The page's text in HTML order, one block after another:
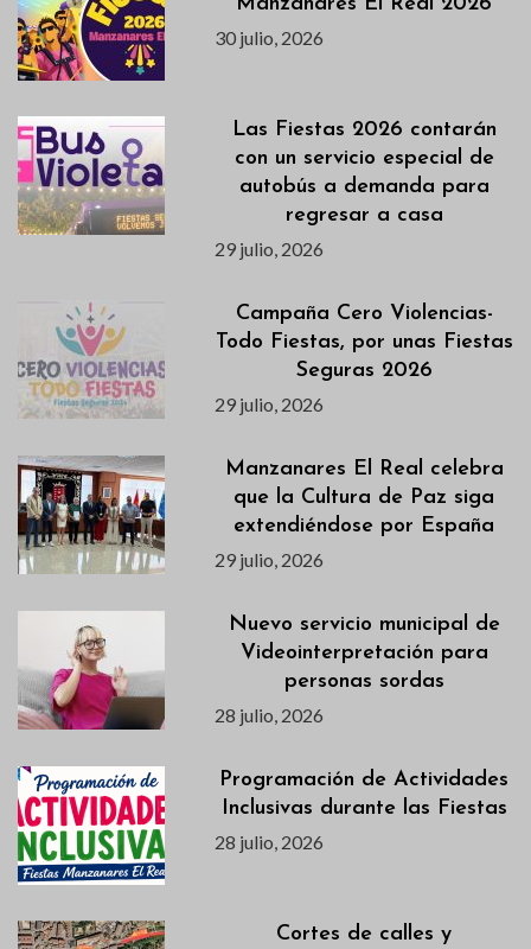
30 julio, 2026
Las Fiestas 2026 contarán
con un servicio especial de
autobús a demanda para
regresar a casa
29 julio, 2026
Campaña Cero Violencias-
Todo Fiestas, por unas Fiestas
Seguras 2026
29 julio, 2026
Manzanares El Real celebra
que la Cultura de Paz siga
extendiéndose por España
29 julio, 2026
Nuevo servicio municipal de
Videointerpretación para
personas sordas
28 julio, 2026
Programación de Actividades
Inclusivas durante las Fiestas
28 julio, 2026
Cortes de calles y